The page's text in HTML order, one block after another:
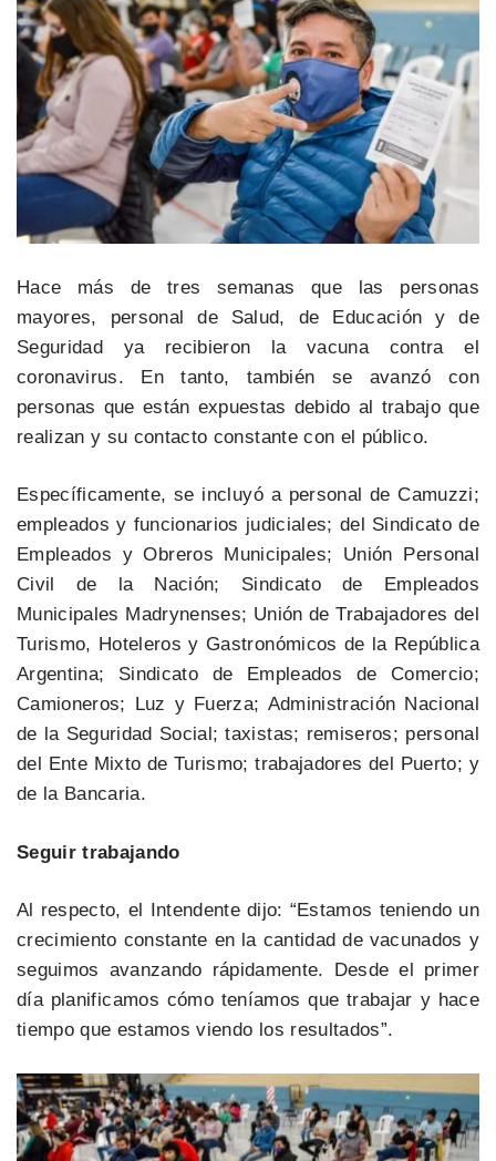
Hace más de tres semanas que las personas
mayores, personal de Salud, de Educación y de
Seguridad ya recibieron la vacuna contra el
coronavirus. En tanto, también se avanzó con
personas que están expuestas debido al trabajo que
realizan y su contacto constante con el público.
Específicamente, se incluyó a personal de Camuzzi;
empleados y funcionarios judiciales; del Sindicato de
Empleados y Obreros Municipales; Unión Personal
Civil de la Nación; Sindicato de Empleados
Municipales Madrynenses; Unión de Trabajadores del
Turismo, Hoteleros y Gastronómicos de la República
Argentina; Sindicato de Empleados de Comercio;
Camioneros; Luz y Fuerza; Administración Nacional
de la Seguridad Social; taxistas; remiseros; personal
del Ente Mixto de Turismo; trabajadores del Puerto; y
de la Bancaria.
Seguir trabajando
Al respecto, el Intendente dijo: “Estamos teniendo un
crecimiento constante en la cantidad de vacunados y
seguimos avanzando rápidamente. Desde el primer
día planificamos cómo teníamos que trabajar y hace
tiempo que estamos viendo los resultados”.